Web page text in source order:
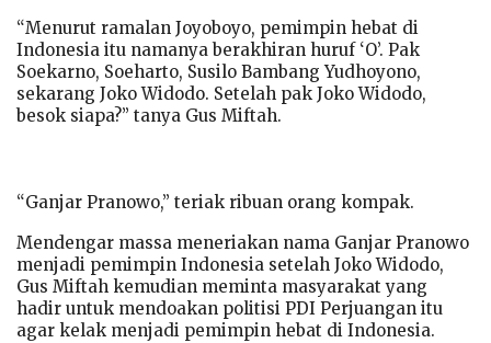
“Menurut ramalan Joyoboyo, pemimpin hebat di
Indonesia itu namanya berakhiran huruf ‘O’. Pak
Soekarno, Soeharto, Susilo Bambang Yudhoyono,
sekarang Joko Widodo. Setelah pak Joko Widodo,
besok siapa?” tanya Gus Miftah.
“Ganjar Pranowo,” teriak ribuan orang kompak.
Mendengar massa meneriakan nama Ganjar Pranowo
menjadi pemimpin Indonesia setelah Joko Widodo,
Gus Miftah kemudian meminta masyarakat yang
hadir untuk mendoakan politisi PDI Perjuangan itu
agar kelak menjadi pemimpin hebat di Indonesia.